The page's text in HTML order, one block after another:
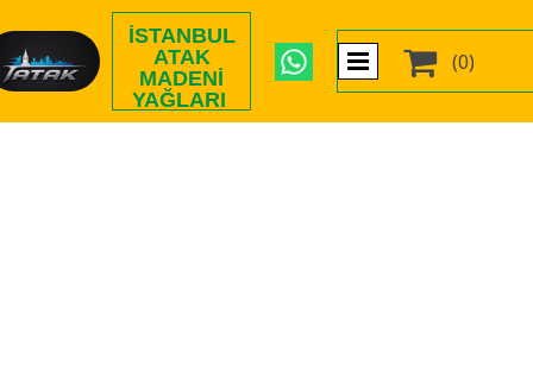
İSTANBUL
ATAK
MADENI
YAĞLARI
 (0)